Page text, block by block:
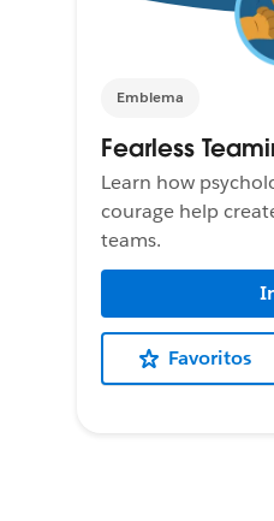
Emblema
Fearless
Learn how
courage help
teams.
Favoritos